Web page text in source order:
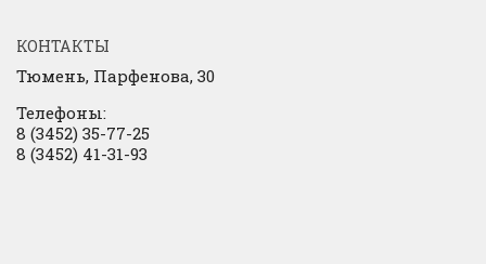
КОНТАКТЫ
Тюмень, Парфенова, 30
Телефоны:
8 (3452) 35-77-25
8 (3452) 41-31-93